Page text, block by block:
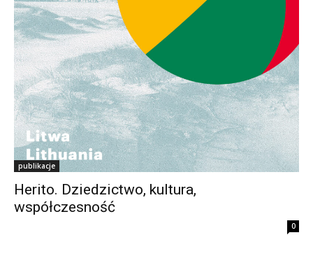
publikacje
Herito. Dziedzictwo, kultura,
współczesność
0